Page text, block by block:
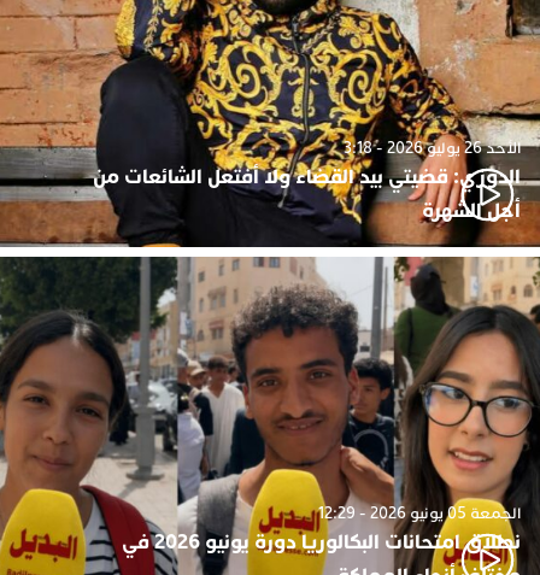
الأحد 26 يوليو 2026 - 3:18
الدوزي: قضيتي بيد القضاء ولا أفتعل الشائعات من
أجل الشهرة
الجمعة 05 يونيو 2026 - 12:29
نطلاق امتحانات البكالوريا دورة يونيو 2026 في